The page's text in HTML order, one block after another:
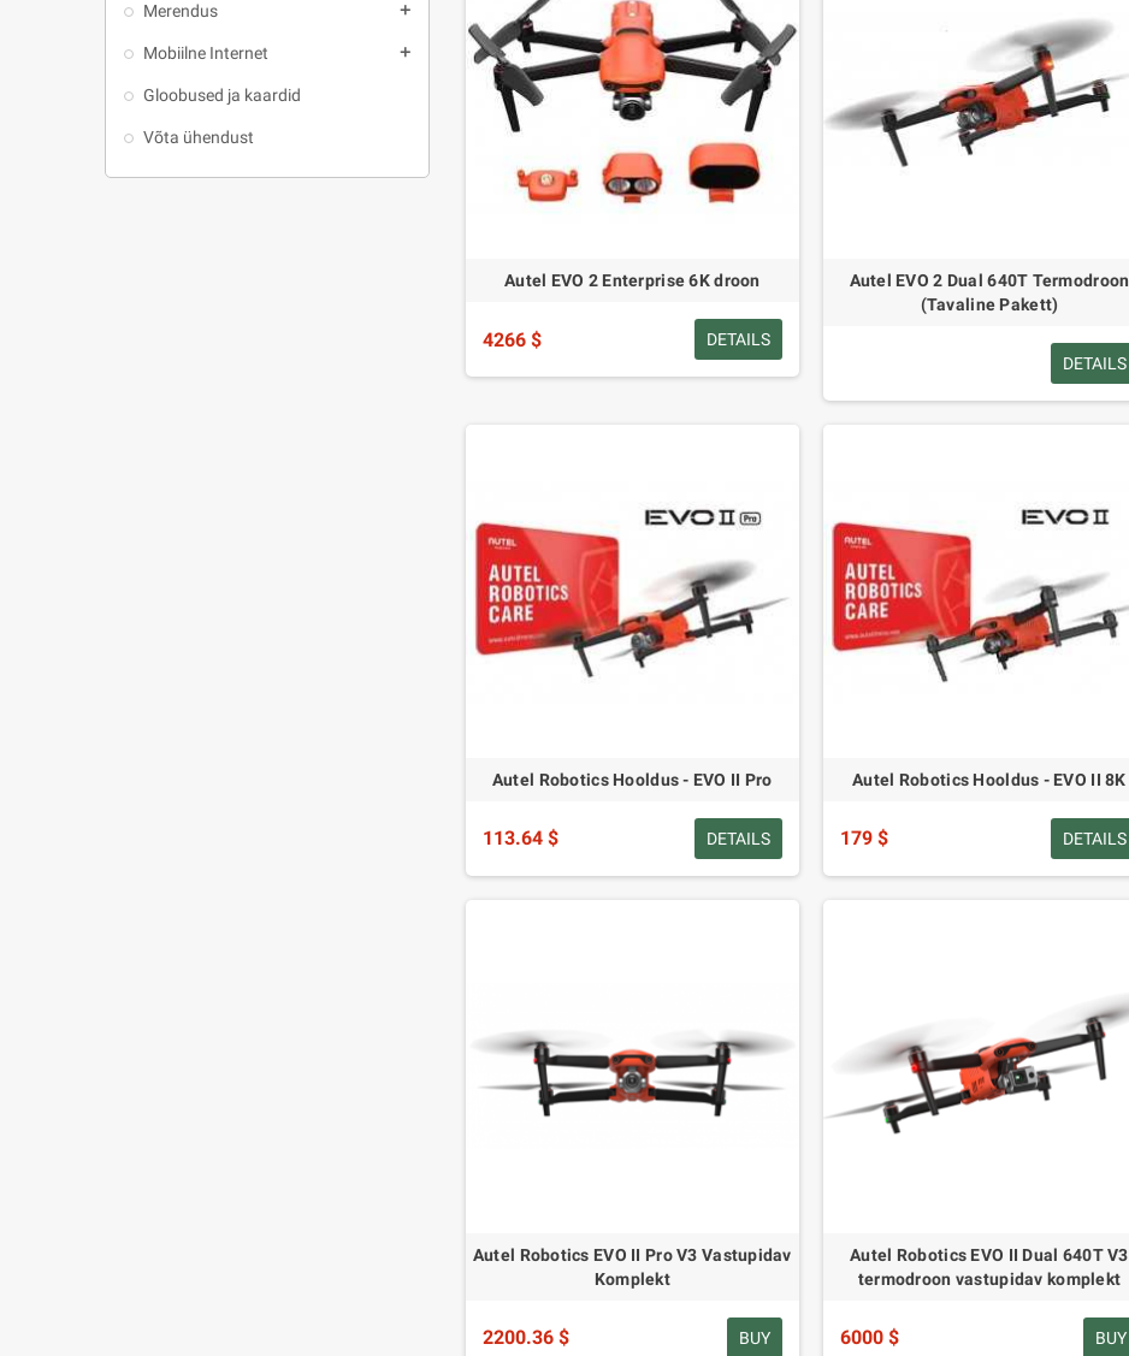
Merendus add
Mobiilne Internet add
Gloobused ja kaardid
Võta ühendust
Autel EVO 2 Enterprise 6K droon
4266 $ DETAILS
Autel EVO 2 Dual 640T Termodroon
(Tavaline Pakett)
DETAILS
Autel Robotics Hooldus - EVO II Pro
113.64 $ DETAILS
Autel Robotics Hooldus - EVO II 8K
179 $ DETAILS
Autel Robotics EVO II Pro V3 Vastupidav
Komplekt
2200.36 $ BUY
Autel Robotics EVO II Dual 640T V3
termodroon vastupidav komplekt
6000 $ BUY